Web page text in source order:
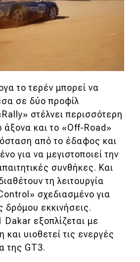
το τερέν μπορεί να
σε δύο προφίλ
στέλνει περισσότερη
άξονα και το «Οff-Road»
από το έδαφος και
για να μεγιστοποιεί την
συνθήκες. Και
τη λειτουργία
σχεδιασμένο για
δρόμου εκκινήσεις.
Dakar εξοπλίζεται με
και υιοθετεί τις ενεργές
της GT3.